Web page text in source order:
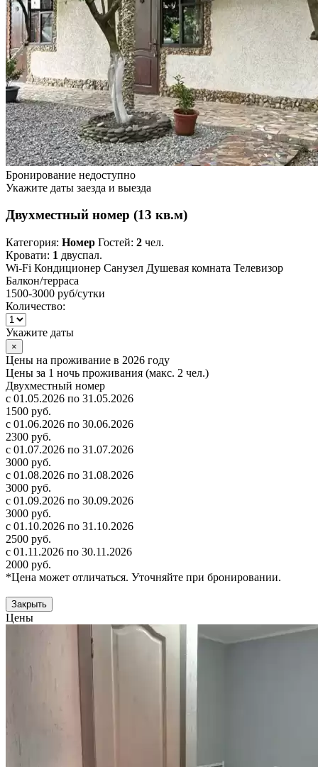
Бронирование недоступно
Укажите даты заезда и выезда
Двухместный номер (13 кв.м)
Категория: Номер Гостей: 2 чел.
Кровати: 1 двуспал.
Wi-Fi Кондиционер Санузел Душевая комната Телевизор
Балкон/терраса
1500-3000 руб/сутки
Количество:
Укажите даты
×
Цены на проживание в 2026 году
Цены за 1 ночь проживания (макс. 2 чел.)
Двухместный номер
с 01.05.2026 по 31.05.2026
1500 руб.
с 01.06.2026 по 30.06.2026
2300 руб.
с 01.07.2026 по 31.07.2026
3000 руб.
с 01.08.2026 по 31.08.2026
3000 руб.
с 01.09.2026 по 30.09.2026
3000 руб.
с 01.10.2026 по 31.10.2026
2500 руб.
с 01.11.2026 по 30.11.2026
2000 руб.
*Цена может отличаться. Уточняйте при бронировании.
Закрыть
Цены